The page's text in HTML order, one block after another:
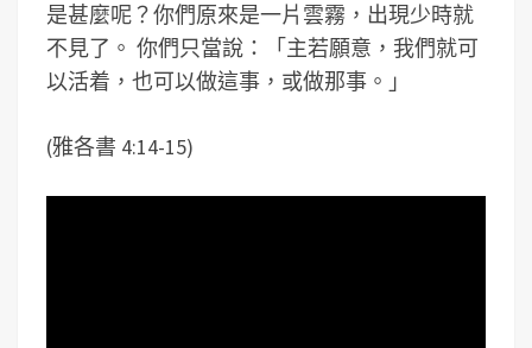
是甚麼呢？你們原來是一片雲霧，出現少時就
不見了。 你們只當說：「主若願意，我們就可
以活着，也可以做這事，或做那事。」
(雅各書 4:14-15)